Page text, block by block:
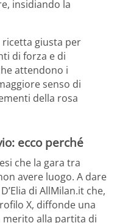
insidiando la
ricetta giusta per
di forza e di
attendono i
senso di
della rosa
ecco perché
che la gara tra
avere luogo. A dare
di AllMilan.it che,
X, diffonde una
merito alla partita di